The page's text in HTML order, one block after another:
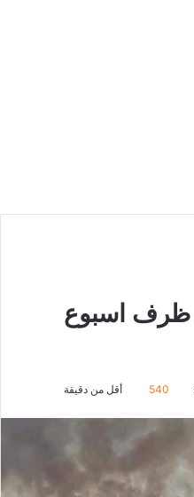
ظرف اسبوع
540 أقل من دقيقة